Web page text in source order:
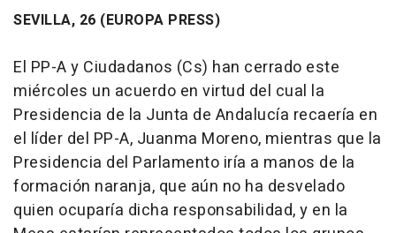
SEVILLA, 26 (EUROPA PRESS)
El PP-A y Ciudadanos (Cs) han cerrado este
miércoles un acuerdo en virtud del cual la
Presidencia de la Junta de Andalucía recaería en
el líder del PP-A, Juanma Moreno, mientras que la
Presidencia del Parlamento iría a manos de la
formación naranja, que aún no ha desvelado
quien ocuparía dicha responsabilidad, y en la